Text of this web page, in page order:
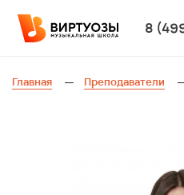
8
Главная — Преподаватели